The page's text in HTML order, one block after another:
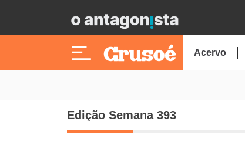
Acervo
Edição Semana 393